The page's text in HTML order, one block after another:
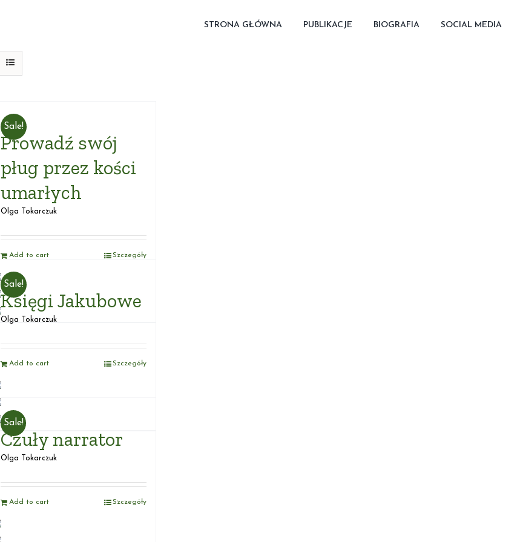
STRONA GŁÓWNA PUBLIKACJE BIOGRAFIA SOCIAL MEDIA
Sale!
Prowadź swój
pług przez kości
umarłych
Olga Tokarczuk
Add to cart Szczegóły
Sale!
Księgi Jakubowe
Olga Tokarczuk
Add to cart Szczegóły
Sale!
Czuły narrator
Olga Tokarczuk
Add to cart Szczegóły